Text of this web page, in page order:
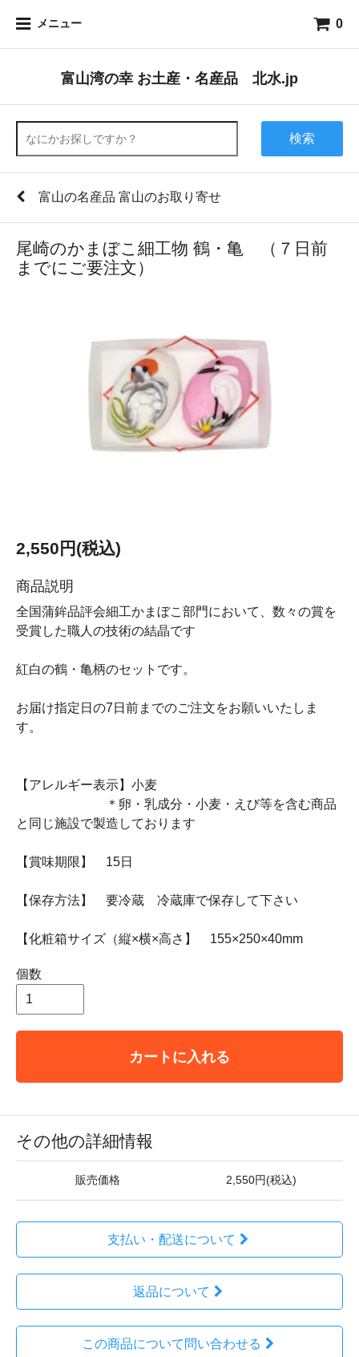
メニュー 0
富山湾の幸 お土産・名産品 北水.jp
検索
富山の名産品 富山のお取り寄せ
尾崎のかまぼこ細工物 鶴・亀 （７日前
までにご要注文）
2,550円(税込)
商品説明
全国蒲鉾品評会細工かまぼこ部門において、数々の賞を
受賞した職人の技術の結晶です
紅白の鶴・亀柄のセットです。
お届け指定日の7日前までのご注文をお願いいたしま
す。
【アレルギー表示】小麦
＊卵・乳成分・小麦・えび等を含む商品
と同じ施設で製造しております
【賞味期限】 15日
【保存方法】 要冷蔵 冷蔵庫で保存して下さい
【化粧箱サイズ（縦×横×高さ】 155×250×40mm
個数
カートに入れる
その他の詳細情報
販売価格 2,550円(税込)
支払い・配送について
返品について
この商品について問い合わせる